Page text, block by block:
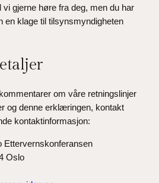
vi gjerne høre fra deg, men du har
en klage til tilsynsmyndigheten
om våre retningslinjer
og denne erklæringen, kontakt
kontaktinformasjon:
Ettervernskonferansen
Oslo